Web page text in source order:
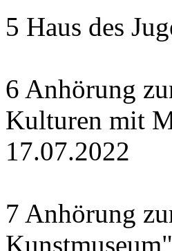
5 Haus des
6 Anhörung
Kulturen mit
17.07.2022
7 Anhörung